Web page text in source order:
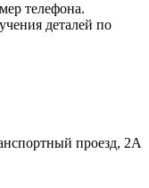
телефона.
деталей по
проезд, 2А